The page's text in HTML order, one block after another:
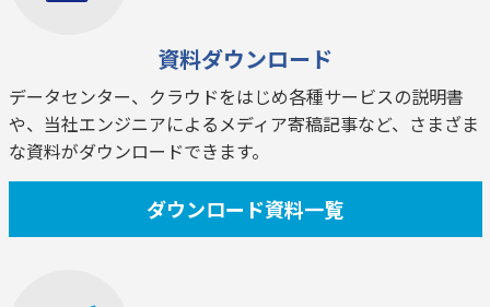
資料ダウンロード
データセンター、クラウドをはじめ各種サービスの説明書
や、当社エンジニアによるメディア寄稿記事など、さまざま
な資料がダウンロードできます。
ダウンロード資料一覧